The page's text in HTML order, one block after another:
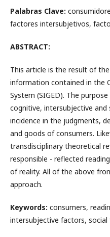
Palabras Clave:
factores intersubjetivos,
ABSTRACT:
This article is the result of
information contained in the
System (SIGED). The
cognitive, intersubjective
incidence in the judgments,
and goods of consumers.
transdisciplinary theoretical
responsible - reflected
of reality. All of the above
approach.
Keywords: consumers,
intersubjective factors, social